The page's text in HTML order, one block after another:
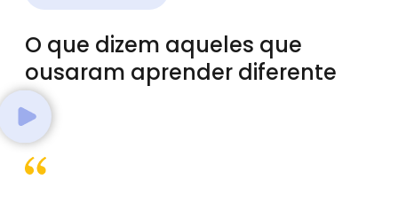
O que dizem aqueles que
ousaram aprender diferente